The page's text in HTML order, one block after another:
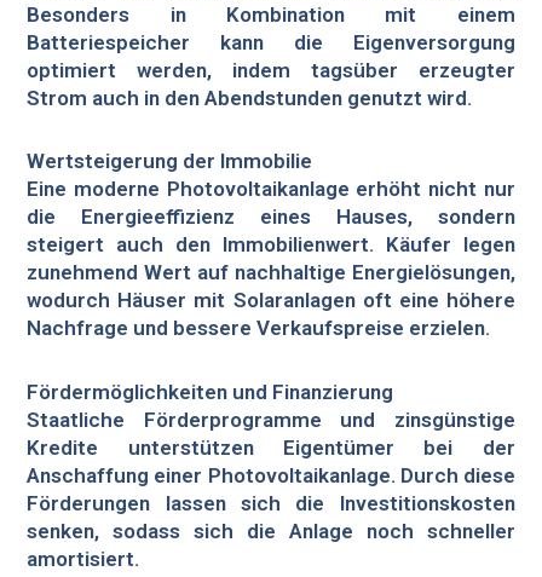
Besonders in Kombination mit einem
Batteriespeicher kann die Eigenversorgung
optimiert werden, indem tagsüber erzeugter
Strom auch in den Abendstunden genutzt wird.
Wertsteigerung der Immobilie
Eine moderne Photovoltaikanlage erhöht nicht nur
die Energieeffizienz eines Hauses, sondern
steigert auch den Immobilienwert. Käufer legen
zunehmend Wert auf nachhaltige Energielösungen,
wodurch Häuser mit Solaranlagen oft eine höhere
Nachfrage und bessere Verkaufspreise erzielen.
Fördermöglichkeiten und Finanzierung
Staatliche Förderprogramme und zinsgünstige
Kredite unterstützen Eigentümer bei der
Anschaffung einer Photovoltaikanlage. Durch diese
Förderungen lassen sich die Investitionskosten
senken, sodass sich die Anlage noch schneller
amortisiert.